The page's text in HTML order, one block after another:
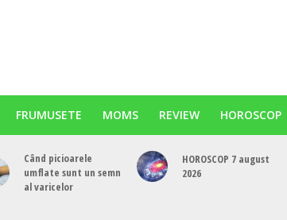
FRUMUSETE MOMS REVIEW HOROSCOP
Când picioarele
umflate sunt un semn
al varicelor
HOROSCOP 7 august
2026